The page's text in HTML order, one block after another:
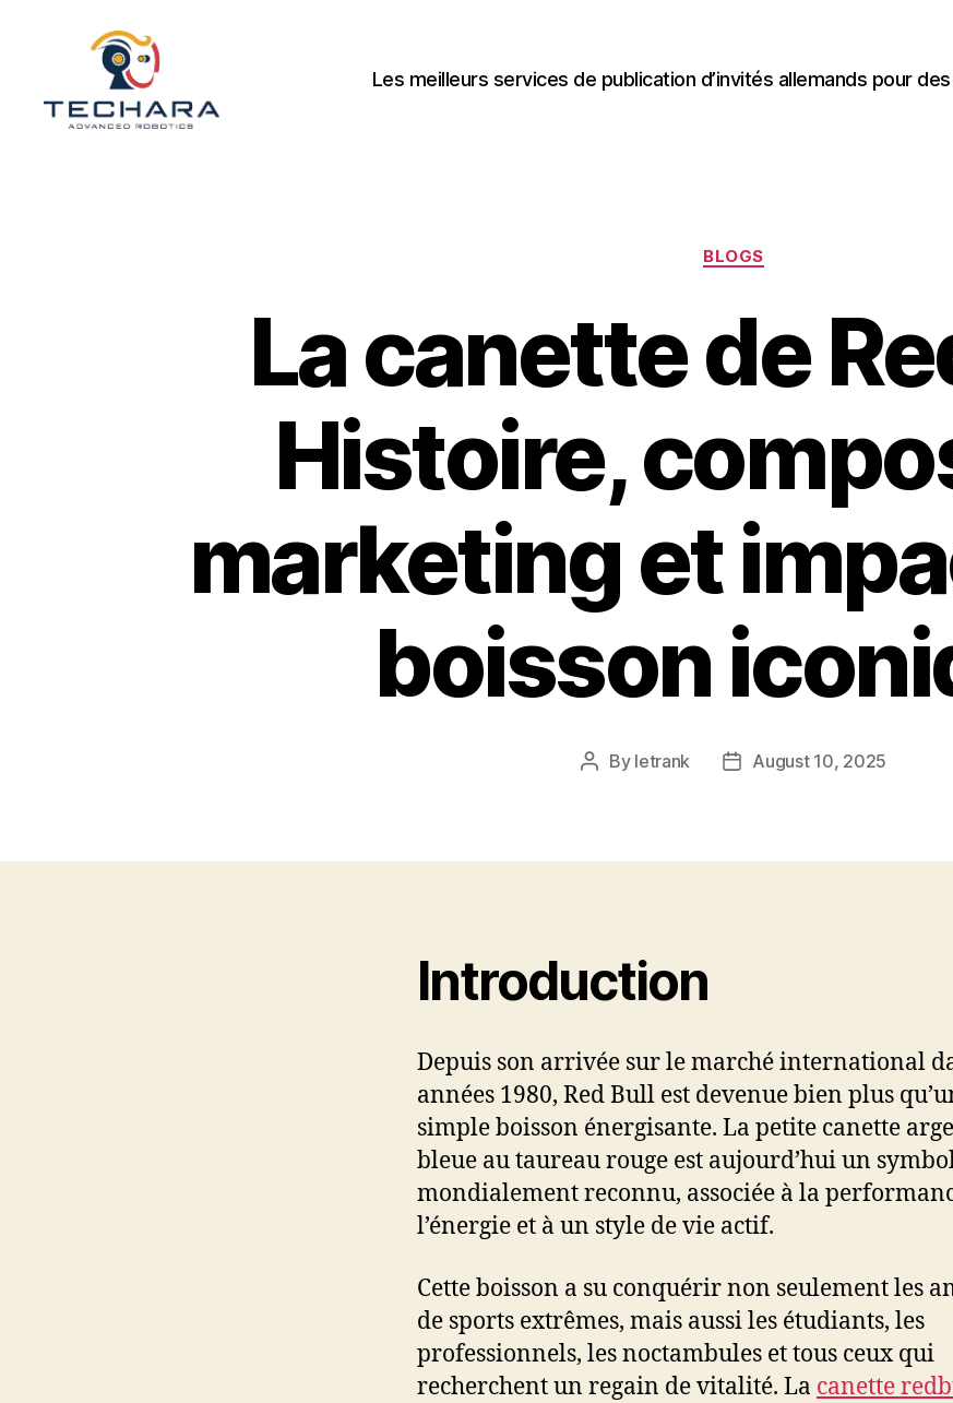
Les meilleurs services de publication d’invités allemands pour
Categories
BLOGS
La canette de
Histoire,
marketing et
boisson
Post
By letrank
PostAugust 10, 2025
Introduction
Depuis son arrivée sur le marché international
années 1980, Red Bull est devenue bien plus
simple boisson énergisante. La petite canette
bleue au taureau rouge est aujourd’hui un
mondialement reconnu, associée à la
l’énergie et à un style de vie actif.
Cette boisson a su conquérir non seulement les
de sports extrêmes, mais aussi les étudiants, les
professionnels, les noctambules et tous ceux qui
recherchent un regain de vitalité. La canette